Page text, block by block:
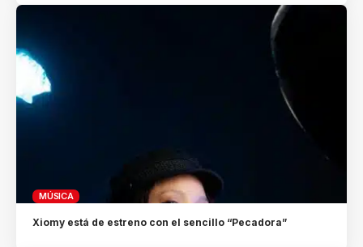
MÚSICA
Xiomy está de estreno con el sencillo “Pecadora”